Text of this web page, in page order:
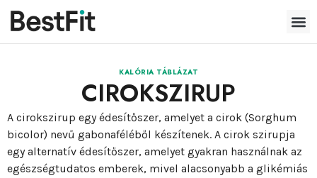
KALÓRIA TÁBLÁZAT
CIROKSZIRUP
A cirokszirup egy édesítőszer, amelyet a cirok (Sorghum
bicolor) nevű gabonaféléből készítenek. A cirok szirupja
egy alternatív édesítőszer, amelyet gyakran használnak az
egészségtudatos emberek, mivel alacsonyabb a glikémiás